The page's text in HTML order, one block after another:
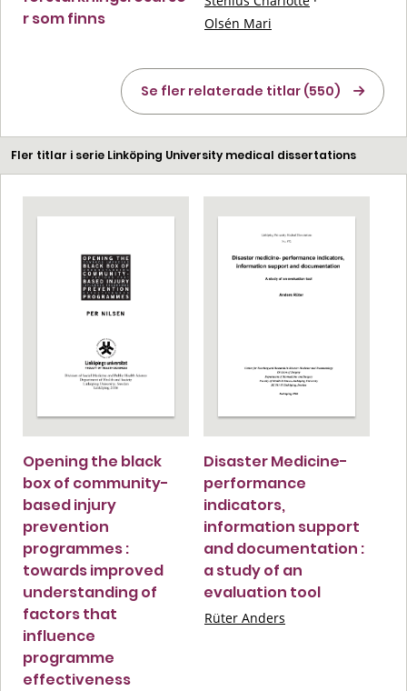
r som finns
Olsén Mari
Se fler relaterade titlar (550)
Fler titlar i serie Linköping University medical dissertations
Opening the black
box of community-
based injury
prevention
programmes :
towards improved
understanding of
factors that
influence
programme
effectiveness
Disaster Medicine-
performance
indicators,
information support
and documentation :
a study of an
evaluation tool
Rüter Anders